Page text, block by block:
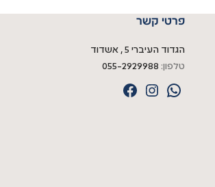
פרטי קשר
הגדוד העיברי 5 , אשדוד
טלפון: 055-2929988